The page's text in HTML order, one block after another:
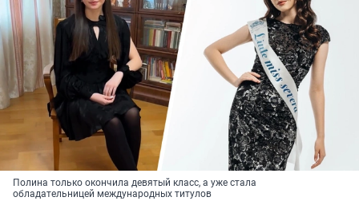
Полина только окончила девятый класс, а уже стала
обладательницей международных титулов